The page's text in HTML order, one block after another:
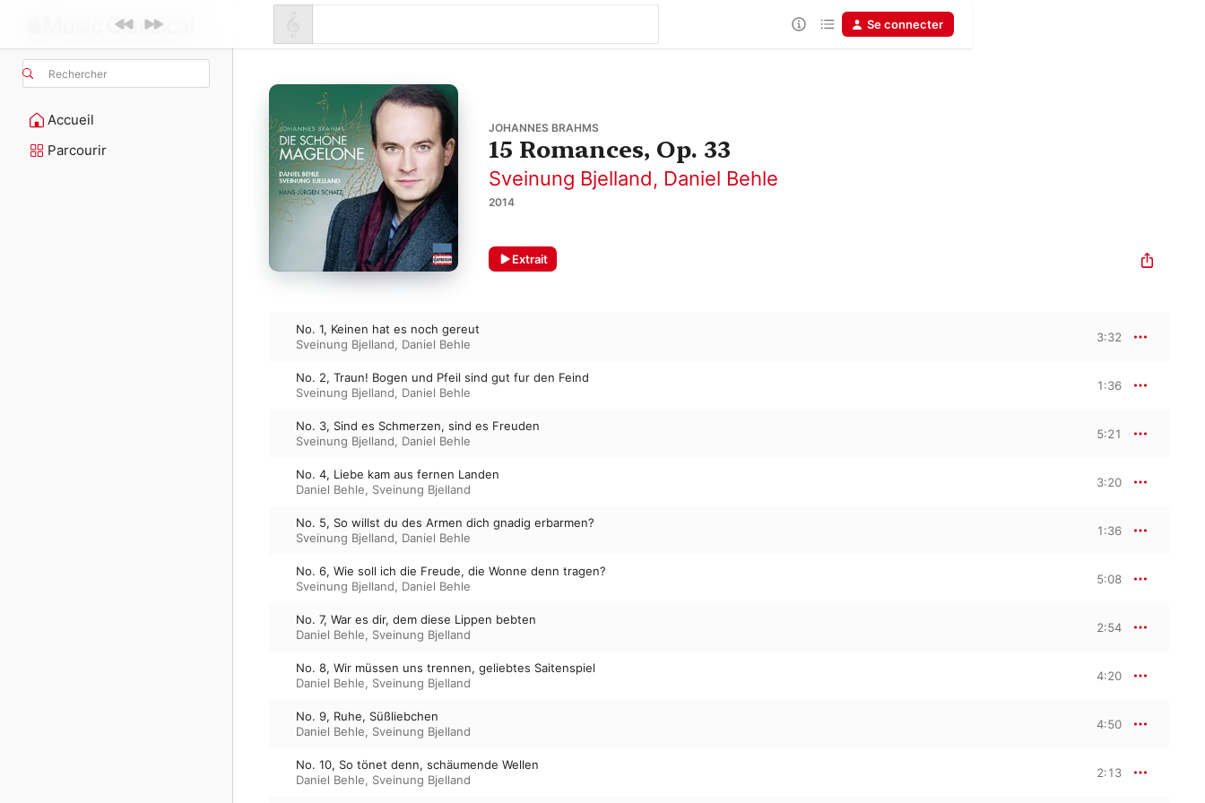
Rechercher
Accueil
Parcourir
Se connecter
JOHANNES BRAHMS
15 Romances, Op. 33
Sveinung Bjelland, Daniel Behle
2014
Extrait
No. 1, Keinen hat es noch gereut
Sveinung Bjelland, Daniel Behle
3:32
No. 2, Traun! Bogen und Pfeil sind gut fur den Feind
Sveinung Bjelland, Daniel Behle
1:36
No. 3, Sind es Schmerzen, sind es Freuden
Sveinung Bjelland, Daniel Behle
5:21
No. 4, Liebe kam aus fernen Landen
Daniel Behle, Sveinung Bjelland
3:20
No. 5, So willst du des Armen dich gnadig erbarmen?
Sveinung Bjelland, Daniel Behle
1:36
No. 6, Wie soll ich die Freude, die Wonne denn tragen?
Sveinung Bjelland, Daniel Behle
5:08
No. 7, War es dir, dem diese Lippen bebten
Daniel Behle, Sveinung Bjelland
2:54
No. 8, Wir müssen uns trennen, geliebtes Saitenspiel
Daniel Behle, Sveinung Bjelland
4:20
No. 9, Ruhe, Süßliebchen
Daniel Behle, Sveinung Bjelland
4:50
No. 10, So tönet denn, schäumende Wellen
Daniel Behle, Sveinung Bjelland
2:13